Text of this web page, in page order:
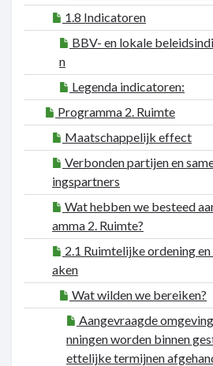
1.8 Indicatoren
BBV- en lokale
n
Legenda indicatoren:
Programma 2. Ruimte
Maatschappelijk effect
Verbonden partijen en
ingspartners
Wat hebben we besteed
amma 2. Ruimte?
2.1 Ruimtelijke ordening
aken
Wat wilden we bereiken?
Aangevraagde
nningen worden binnen
ettelijke termijnen